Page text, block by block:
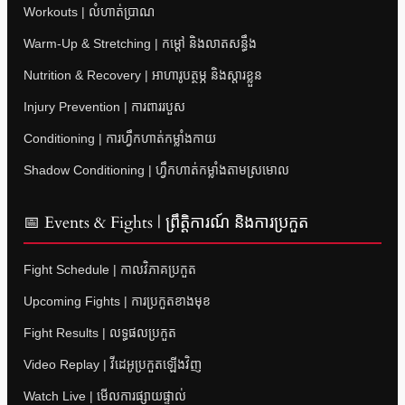
Workouts | លំហាត់ប្រាណ
Warm-Up & Stretching | កម្តៅ និងលាតសន្ធឹង
Nutrition & Recovery | អាហារូបត្ថម្ភ និងស្តារខ្លួន
Injury Prevention | ការពាររបួស
Conditioning | ការហ្វឹកហាត់កម្លាំងកាយ
Shadow Conditioning | ហ្វឹកហាត់កម្លាំងតាមស្រមោល
📅 Events & Fights | ព្រឹត្តិការណ៍ និងការប្រកួត
Fight Schedule | កាលវិភាគប្រកួត
Upcoming Fights | ការប្រកួតខាងមុខ
Fight Results | លទ្ធផលប្រកួត
Video Replay | វីដេអូប្រកួតឡើងវិញ
Watch Live | មើលការផ្សាយផ្ទាល់